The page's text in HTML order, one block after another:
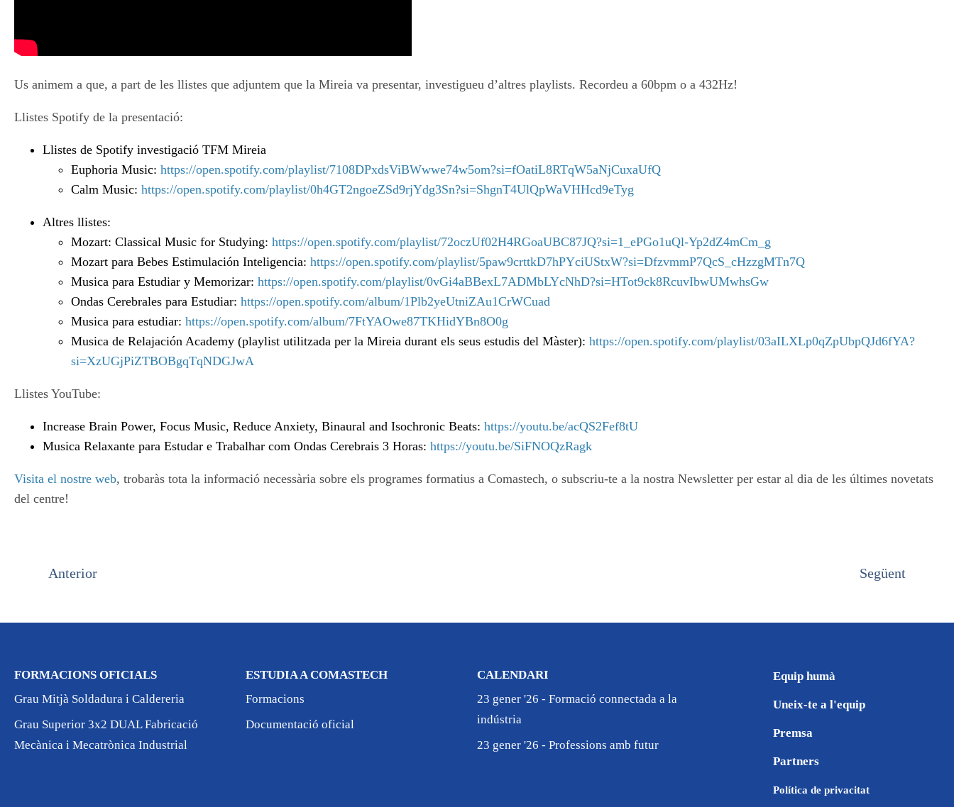
Us animem a que, a part de les llistes que adjuntem que la Mireia va presentar, investigueu d’altres playlists. Recordeu a 60bpm o a 432Hz!
Llistes Spotify de la presentació:
Llistes de Spotify investigació TFM Mireia
Euphoria Music: https://open.spotify.com/playlist/7108DPxdsViBWwwe74w5om?si=fOatiL8RTqW5aNjCuxaUfQ
Calm Music: https://open.spotify.com/playlist/0h4GT2ngoeZSd9rjYdg3Sn?si=ShgnT4UlQpWaVHHcd9eTyg
Altres llistes:
Mozart: Classical Music for Studying: https://open.spotify.com/playlist/72oczUf02H4RGoaUBC87JQ?si=1_ePGo1uQl-Yp2dZ4mCm_g
Mozart para Bebes Estimulación Inteligencia: https://open.spotify.com/playlist/5paw9crttkD7hPYciUStxW?si=DfzvmmP7QcS_cHzzgMTn7Q
Musica para Estudiar y Memorizar: https://open.spotify.com/playlist/0vGi4aBBexL7ADMbLYcNhD?si=HTot9ck8RcuvIbwUMwhsGw
Ondas Cerebrales para Estudiar: https://open.spotify.com/album/1Plb2yeUtniZAu1CrWCuad
Musica para estudiar: https://open.spotify.com/album/7FtYAOwe87TKHidYBn8O0g
Musica de Relajación Academy (playlist utilitzada per la Mireia durant els seus estudis del Màster): https://open.spotify.com/playlist/03aILXLp0qZpUbpQJd6fYA?
si=XzUGjPiZTBOBgqTqNDGJwA
Llistes YouTube:
Increase Brain Power, Focus Music, Reduce Anxiety, Binaural and Isochronic Beats: https://youtu.be/acQS2Fef8tU
Musica Relaxante para Estudar e Trabalhar com Ondas Cerebrais 3 Horas: https://youtu.be/SiFNOQzRagk
Visita el nostre web, trobaràs tota la informació necessària sobre els programes formatius a Comastech, o subscriu-te a la nostra Newsletter per estar al dia de les últimes novetats
del centre!
Anterior Següent
FORMACIONS OFICIALS
Grau Mitjà Soldadura i Caldereria
Grau Superior 3x2 DUAL Fabricació
Mecànica i Mecatrònica Industrial
ESTUDIA A COMASTECH
Formacions
Documentació oficial
CALENDARI
23 gener '26 - Formació connectada a la
indústria
23 gener '26 - Professions amb futur
Equip humà
Uneix-te a l'equip
Premsa
Partners
Política de privacitat